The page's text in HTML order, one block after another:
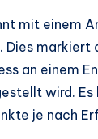
mit einem
markiert
an einem
wird.
je nach